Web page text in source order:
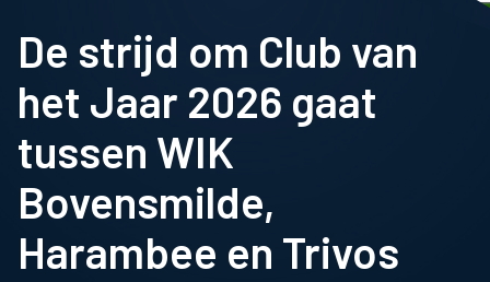
De strijd om Club van
het Jaar 2026 gaat
tussen WIK
Bovensmilde,
Harambee en Trivos